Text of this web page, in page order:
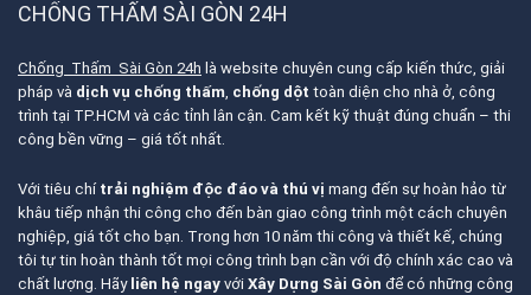
CHỐNG THẤM SÀI GÒN 24H
Chống Thấm Sài Gòn 24h là website chuyên cung cấp kiến thức, giải
pháp và dịch vụ chống thấm, chống dột toàn diện cho nhà ở, công
trình tại TP.HCM và các tỉnh lân cận. Cam kết kỹ thuật đúng chuẩn – thi
công bền vững – giá tốt nhất.
Với tiêu chí trải nghiệm độc đáo và thú vị mang đến sự hoàn hảo từ
khâu tiếp nhận thi công cho đến bàn giao công trình một cách chuyên
nghiệp, giá tốt cho bạn. Trong hơn 10 năm thi công và thiết kế, chúng
tôi tự tin hoàn thành tốt mọi công trình bạn cần với độ chính xác cao và
chất lượng. Hãy liên hệ ngay với Xây Dựng Sài Gòn để có những công